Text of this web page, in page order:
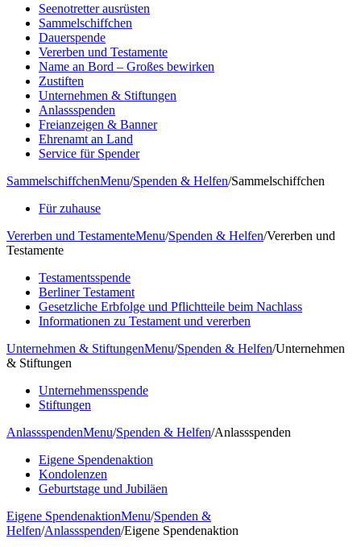
Seenotretter ausrüsten
Sammelschiffchen
Dauerspende
Vererben und Testamente
Name an Bord – Großes bewirken
Zustiften
Unternehmen & Stiftungen
Anlassspenden
Freianzeigen & Banner
Ehrenamt an Land
Service für Spender
SammelschiffchenMenu/Spenden & Helfen/Sammelschiffchen
Für zuhause
Vererben und TestamenteMenu/Spenden & Helfen/Vererben und
Testamente
Testamentsspende
Berliner Testament
Gesetzliche Erbfolge und Pflichtteile beim Nachlass
Informationen zu Testament und vererben
Unternehmen & StiftungenMenu/Spenden & Helfen/Unternehmen
& Stiftungen
Unternehmensspende
Stiftungen
AnlassspendenMenu/Spenden & Helfen/Anlassspenden
Eigene Spendenaktion
Kondolenzen
Geburtstage und Jubiläen
Eigene SpendenaktionMenu/Spenden &
Helfen/Anlassspenden/Eigene Spendenaktion